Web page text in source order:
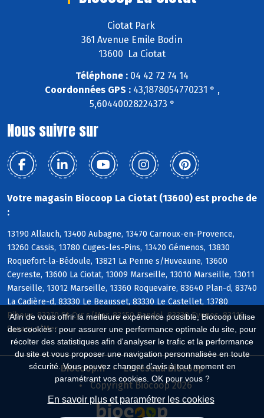
Afin de vous offrir la meilleure expérience possible, Biocoop utilise
des cookies : pour assurer une performance optimale du site, pour
récolter des statistiques afin d'analyser le trafic et la performance
du site et vous proposer une navigation personnalisée en toute
sécurité. Vous pouvez changer d'avis à tout moment en
paramétrant vos cookies. OK pour vous ?
En savoir plus et paramétrer les cookies
Ciotat Park
361 Avenue Emile Bodin
13600 La Ciotat
Téléphone : 04 42 72 74 14
Coordonnées GPS :43,1878054770231 ° ,
5,60440028224373 °
Nous suivre sur
Votre magasin Biocoop La Ciotat (13600) est proche de
:
13190 Allauch, 13400 Aubagne, 13470 Carnoux-en-Provence,
13260 Cassis, 13780 Cuges-les-Pins, 13420 Gémenos, 13830
Roquefort-la-Bédoule, 13821 La Penne s/Huveaune, 13600
Ceyreste, 13600 La Ciotat, 13009 Marseille, 13010 Marseille, 13011
Marseille, 13012 Marseille, 13360 Roquevaire, 83640 Plan-d, 83740
La Cadière-d, 83330 Le Beausset, 83330 Le Castellet, 13780
Riboux, 83270 St-Cyr s/Mer, 83150 Bandol, 83330 Evenos, 83110
Sanary s/Mer
Biocoop.fr
Le réseau Biocoop
Copyright Biocoop 2026